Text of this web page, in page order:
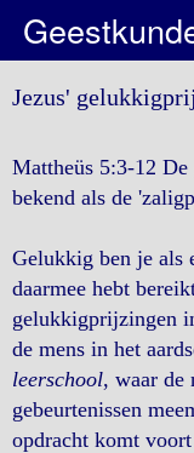
Jezus'
Mattheüs 5:3-12
bekend als de
Gelukkig ben je als
daarmee hebt
gelukkigprijzingen
de mens in het
leerschool, waar de
gebeurtenissen
opdracht komt